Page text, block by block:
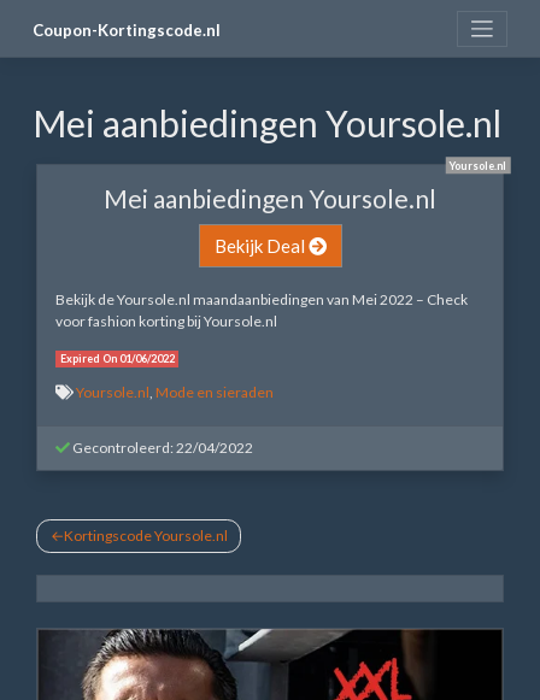
Coupon-Kortingscode.nl
Mei aanbiedingen Yoursole.nl
Yoursole.nl
Mei aanbiedingen Yoursole.nl
Bekijk Deal
Bekijk de Yoursole.nl maandaanbiedingen van Mei 2022 – Check
voor fashion korting bij Yoursole.nl
Expired On 01/06/2022
Yoursole.nl Mode en sieraden
Gecontroleerd: 22/04/2022
Bericht
navigatie
Kortingscode Yoursole.nl